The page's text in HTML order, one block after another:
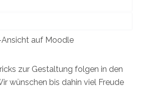
auf Moodle
zur Gestaltung folgen in den
wünschen bis dahin viel Freude